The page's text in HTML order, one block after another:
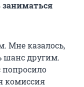
Мне казалось,
шанс другим.
комиссия